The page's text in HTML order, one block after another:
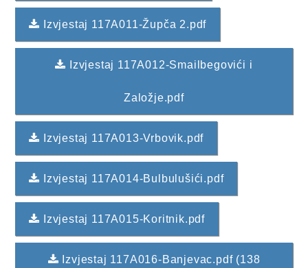
Izvjestaj 117A011-Župča 2.pdf
Izvjestaj 117A012-Smailbegovići i
Založje.pdf
Izvjestaj 117A013-Vrbovik.pdf
Izvjestaj 117A014-Bulbulušići.pdf
Izvjestaj 117A015-Koritnik.pdf
Izvjestaj 117A016-Banjevac.pdf (138
KONKURSI
OBAVJEŠTENJA
NAJAVA DOGAĐAJA
INFO
JAVNE NABAVKE
ODLUKE O PONIŠTENJU